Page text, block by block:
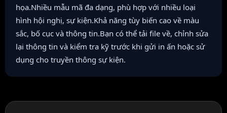
họa.Nhiều mẫu mã đa dạng, phù hợp với nhiều loại
hình hội nghị, sự kiện.Khả năng tùy biến cao về màu
sắc, bố cục và thông tin.Bạn có thể tải file về, chỉnh sửa
lại thông tin và kiểm tra kỹ trước khi gửi in ấn hoặc sử
dụng cho truyền thông sự kiện.